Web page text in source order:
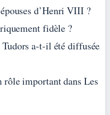
d’Henri VIII ?
fidèle ?
a-t-il été diffusée
important dans Les